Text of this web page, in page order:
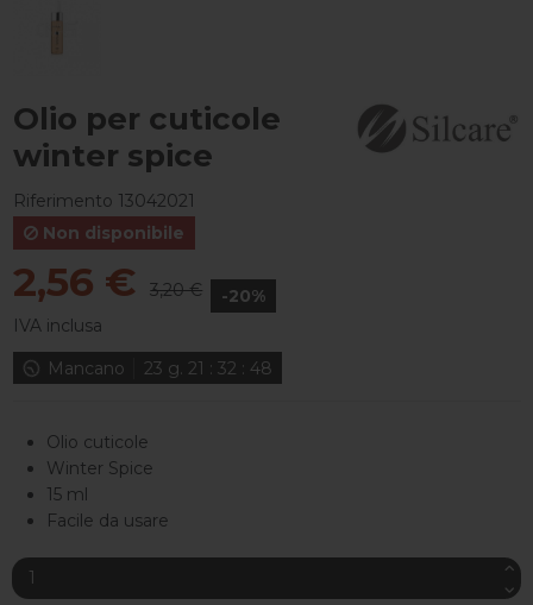
Olio per cuticole
winter spice
Riferimento 13042021
Non disponibile
2,56 € 3,20 €
-20%
IVA inclusa
Mancano
23 g. 21 : 32 : 47
Olio cuticole
Winter Spice
15 ml
Facile da usare